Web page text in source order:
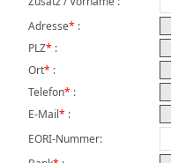
Adresse* :
PLZ* :
Ort* :
Telefon* :
E-Mail* :
EORI-Nummer: